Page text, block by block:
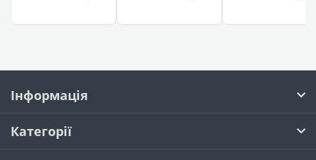
Інформація
Категорії